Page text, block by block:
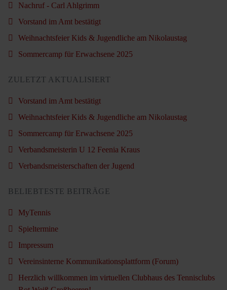
Nachruf - Carl Ahlgrimm
Vorstand im Amt bestätigt
Weihnachtsfeier Kids & Jugendliche am Nikolaustag
Sommercamp für Erwachsene 2025
ZULETZT AKTUALISIERT
Vorstand im Amt bestätigt
Weihnachtsfeier Kids & Jugendliche am Nikolaustag
Sommercamp für Erwachsene 2025
Verbandsmeisterin U 12 Feenia Kraus
Verbandsmeisterschaften der Jugend
BELIEBTESTE BEITRÄGE
MyTennis
Spieltermine
Impressum
Vereinsinterne Kommunikationsplattform (Forum)
Herzlich willkommen im virtuellen Clubhaus des Tennisclubs